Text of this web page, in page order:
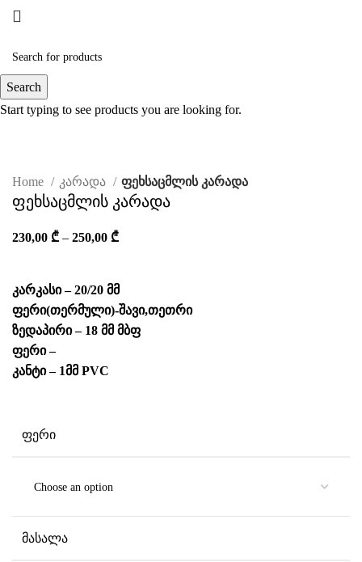
Home კარადა ფეხსაცმლის კარადა
ფეხსაცმლის კარადა
230,00 ₾ – 250,00 ₾
კარკასი – 20/20 მმ
ფერი(თერმული)-შავი,თეთრი
ზედაპირი – 18 მმ მბფ
ფერი –
კანტი – 1მმ PVC
ᲤᲔᲠᲘ
ᲛᲐᲡᲐᲚᲐ
Search
Start typing to see products you are looking for.